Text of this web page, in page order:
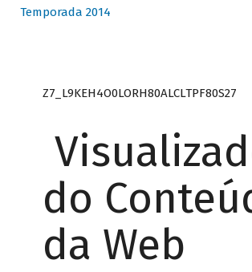
Temporada 2014
Z7_L9KEH4O0LORH80ALCLTPF80S27
do
da Web